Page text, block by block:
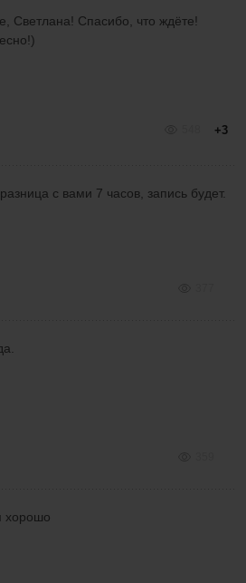
Светлана! Спасибо, что ждёте!
+3
с вами 7 часов, запись будет.
хорошо